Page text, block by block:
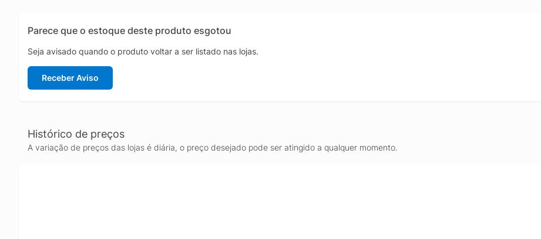
Parece que o estoque deste produto esgotou
Seja avisado quando o produto voltar a ser listado nas lojas.
Receber Aviso
Histórico de preços
A variação de preços das lojas é diária, o preço desejado pode ser atingido a qualquer momento.